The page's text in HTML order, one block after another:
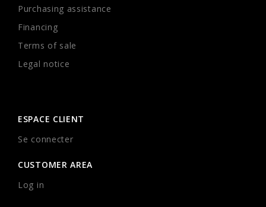
Purchasing assistance
Financing
Terms of sale
Legal notice
ESPACE CLIENT
Se connecter
CUSTOMER AREA
Log in